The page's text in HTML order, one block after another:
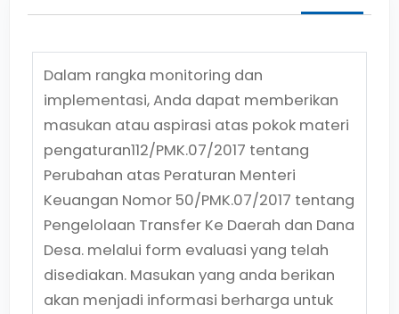
Dalam rangka monitoring dan
implementasi, Anda dapat memberikan
masukan atau aspirasi atas pokok materi
pengaturan112/PMK.07/2017 tentang
Perubahan atas Peraturan Menteri
Keuangan Nomor 50/PMK.07/2017 tentang
Pengelolaan Transfer Ke Daerah dan Dana
Desa. melalui form evaluasi yang telah
disediakan. Masukan yang anda berikan
akan menjadi informasi berharga untuk